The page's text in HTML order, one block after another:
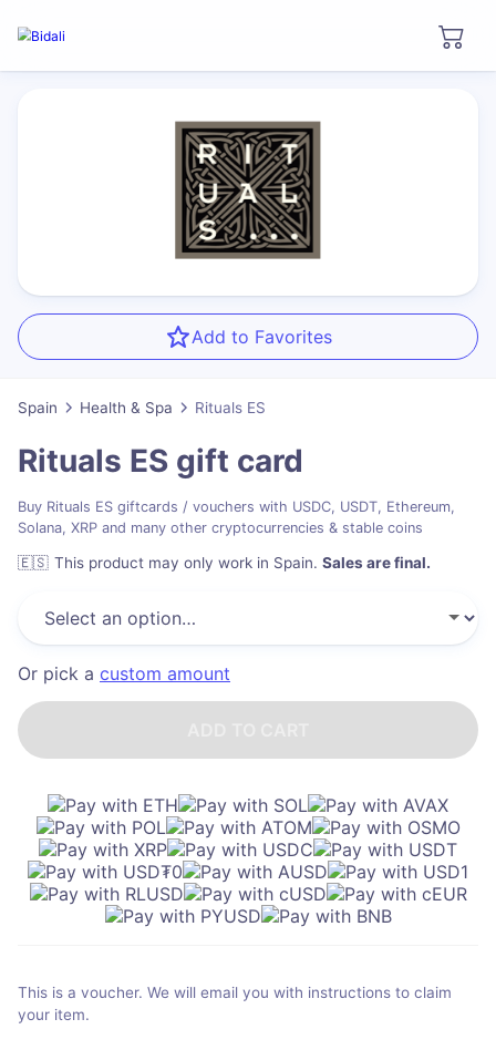
Add to Favorites
Spain Health & Spa Rituals ES
Rituals ES gift card
Buy Rituals ES giftcards / vouchers with USDC, USDT, Ethereum,
Solana, XRP and many other cryptocurrencies & stable coins
🇪🇸 This product may only work in Spain. Sales are final.
Or pick a custom amount
This is a voucher. We will email you with instructions to claim
your item.